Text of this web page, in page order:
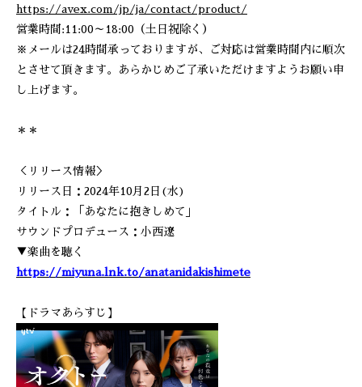
https://avex.com/jp/ja/contact/product/
営業時間:11:00～18:00（土日祝除く）
※メールは24時間承っておりますが、ご対応は営業時間内に順次
とさせて頂きます。あらかじめご了承いただけますようお願い申
し上げます。
＊＊
＜リリース情報＞
リリース日：2024年10月2日(水)
タイトル：「あなたに抱きしめて」
サウンドプロデュース：小西遼
▼楽曲を聴く
https://miyuna.lnk.to/anatanidakishimete
【ドラマあらすじ】